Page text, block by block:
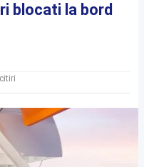
blocati la bord